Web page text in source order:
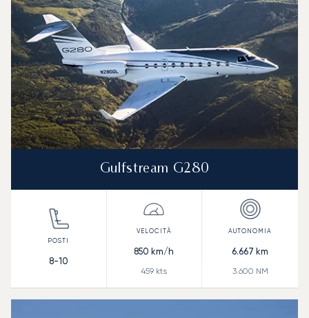
Gulfstream G280
8-10
850 km/h
459 kts
6.667 km
3.600 NM